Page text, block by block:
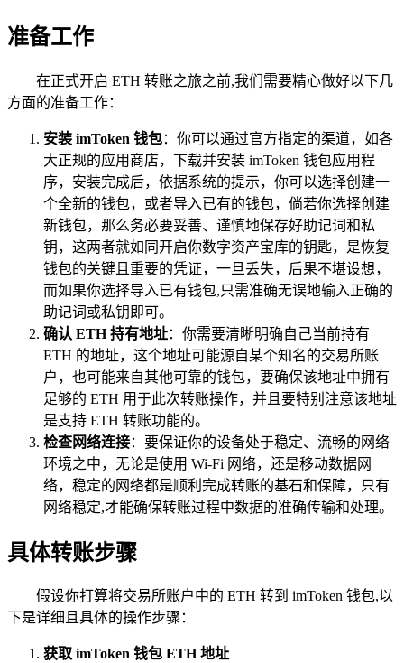
准备工作
在正式开启 ETH 转账之旅之前,我们需要精心做好以下几
方面的准备工作：
安装 imToken 钱包：你可以通过官方指定的渠道，如各
大正规的应用商店，下载并安装 imToken 钱包应用程
序，安装完成后，依据系统的提示，你可以选择创建一
个全新的钱包，或者导入已有的钱包，倘若你选择创建
新钱包，那么务必要妥善、谨慎地保存好助记词和私
钥，这两者就如同开启你数字资产宝库的钥匙，是恢复
钱包的关键且重要的凭证，一旦丢失，后果不堪设想，
而如果你选择导入已有钱包,只需准确无误地输入正确的
助记词或私钥即可。
确认 ETH 持有地址：你需要清晰明确自己当前持有
ETH 的地址，这个地址可能源自某个知名的交易所账
户，也可能来自其他可靠的钱包，要确保该地址中拥有
足够的 ETH 用于此次转账操作，并且要特别注意该地址
是支持 ETH 转账功能的。
检查网络连接：要保证你的设备处于稳定、流畅的网络
环境之中，无论是使用 Wi-Fi 网络，还是移动数据网
络，稳定的网络都是顺利完成转账的基石和保障，只有
网络稳定,才能确保转账过程中数据的准确传输和处理。
具体转账步骤
假设你打算将交易所账户中的 ETH 转到 imToken 钱包,以
下是详细且具体的操作步骤：
获取 imToken 钱包 ETH 地址